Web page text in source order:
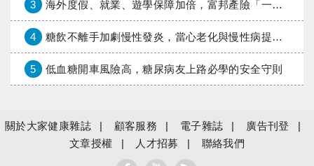
3 海外度假、就業、遊學保障加倍，富邦產險「一期逐夢」專案加碼遠距醫療與緊急救援
4 糖飲不離手加劇慢性發炎，當心老化與慢性病提早報到
5 低血糖開車風險高，糖尿病友上路必學的安全守則
關於大家健康雜誌 顧客服務 電子雜誌
廣告刊登
文章授權
人才招募 聯絡我們